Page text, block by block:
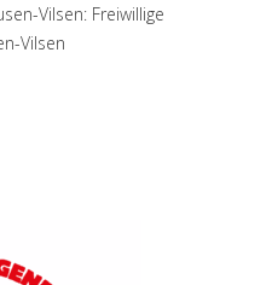
Vilsen: Freiwillige
Vilsen